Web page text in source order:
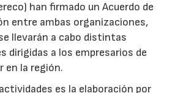
han firmado un Acuerdo de
entre ambas organizaciones,
llevarán a cabo distintas
dirigidas a los empresarios de
en la región.
es la elaboración por